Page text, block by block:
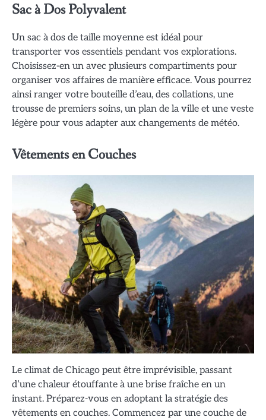
Sac à Dos Polyvalent
Un sac à dos de taille moyenne est idéal pour
transporter vos essentiels pendant vos explorations.
Choisissez-en un avec plusieurs compartiments pour
organiser vos affaires de manière efficace. Vous pourrez
ainsi ranger votre bouteille d’eau, des collations, une
trousse de premiers soins, un plan de la ville et une veste
légère pour vous adapter aux changements de météo.
Vêtements en Couches
Le climat de Chicago peut être imprévisible, passant
d’une chaleur étouffante à une brise fraîche en un
instant. Préparez-vous en adoptant la stratégie des
vêtements en couches. Commencez par une couche de